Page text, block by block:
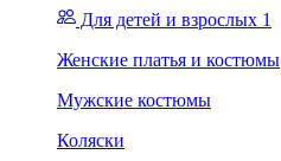
Для детей и взрослых 1
Женские платья и костюмы
Мужские костюмы
Коляски